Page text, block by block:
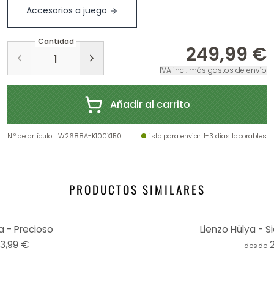
Accesorios a juego
Cantidad
249,99 €
IVA incl. más gastos de envío
Añadir al carrito
N.º de artículo: LW2688A-K100X150 Listo para enviar: 1-3 días laborables
PRODUCTOS SIMILARES
- Precioso
€
Lienzo Hülya -
desde